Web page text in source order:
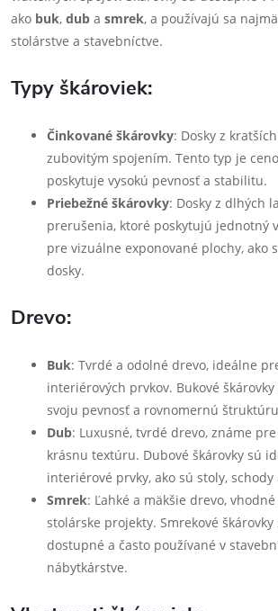
ako buk, dub a smrek, a používajú sa
stolárstve a stavebníctve.
Typy škároviek:
Činkované škárovky: Dosky z
zubovitým spojením. Tento typ je
poskytuje vysokú pevnosť a stabilitu.
Priebežné škárovky: Dosky z dlhých
prerušenia, ktoré poskytujú jednotný
pre vizuálne exponované plochy, ako
dosky.
Drevo:
Buk: Tvrdé a odolné drevo, ideálne
interiérových prvkov. Bukové
svoju pevnosť a rovnomernú
Dub: Luxusné, tvrdé drevo, známe
krásnu textúru. Dubové škárovky sú
interiérové prvky, ako sú stoly, schody
Smrek: Ľahké a mäkšie drevo,
stolárske projekty. Smrekové škárovky
dostupné a často používané v
nábytkárstve.